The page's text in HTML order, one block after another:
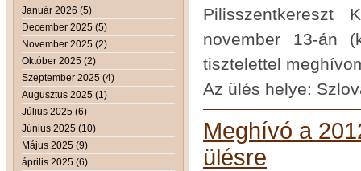
Január 2026 (5)
December 2025 (5)
November 2025 (2)
Október 2025 (2)
Szeptember 2025 (4)
Augusztus 2025 (1)
Július 2025 (6)
Június 2025 (10)
Május 2025 (9)
április 2025 (6)
Pilisszentkereszt
november 13-án
tisztelettel
Az ülés helye:
Meghívó a
ülésre